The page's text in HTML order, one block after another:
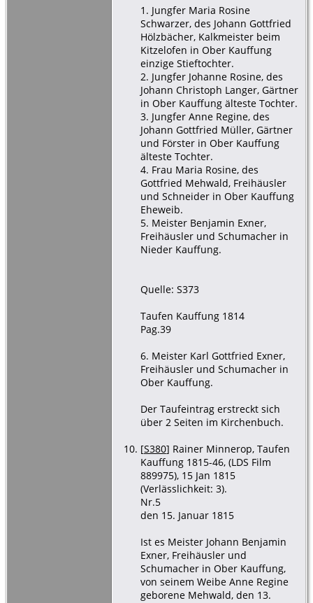
1. Jungfer Maria Rosine
Schwarzer, des Johann Gottfried
Hölzbächer, Kalkmeister beim
Kitzelofen in Ober Kauffung
einzige Stieftochter.
2. Jungfer Johanne Rosine, des
Johann Christoph Langer, Gärtner
in Ober Kauffung älteste Tochter.
3. Jungfer Anne Regine, des
Johann Gottfried Müller, Gärtner
und Förster in Ober Kauffung
älteste Tochter.
4. Frau Maria Rosine, des
Gottfried Mehwald, Freihäusler
und Schneider in Ober Kauffung
Eheweib.
5. Meister Benjamin Exner,
Freihäusler und Schumacher in
Nieder Kauffung.
Quelle: S373
Taufen Kauffung 1814
Pag.39
6. Meister Karl Gottfried Exner,
Freihäusler und Schumacher in
Ober Kauffung.
Der Taufeintrag erstreckt sich
über 2 Seiten im Kirchenbuch.
[S380] Rainer Minnerop, Taufen
Kauffung 1815-46, (LDS Film
889975), 15 Jan 1815
(Verlässlichkeit: 3).
Nr.5
den 15. Januar 1815
Ist es Meister Johann Benjamin
Exner, Freihäusler und
Schumacher in Ober Kauffung,
von seinem Weibe Anne Regine
geborene Mehwald, den 13.